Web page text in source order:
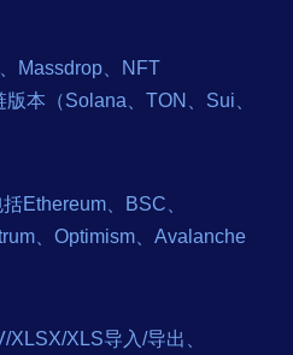
Massdrop、NFT
本（Solana、TON、Sui、
Ethereum、BSC、
、Optimism、Avalanche
XLS导入/导出、